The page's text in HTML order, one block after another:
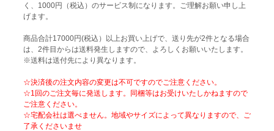
く、1000円（税込）のサービス制になります。ご理解お願い申し上
げます。
商品合計17000円(税込）以上お買い上げで、送り先が2件となる場合
は、2件目からは送料発生しますので、よろしくお願いいたします。
※送料は送付先により異なります。
☆決済後の注文内容の変更は不可ですのでご注意ください。
☆1回のご注文毎に発送します。同梱等はお受けいたしかねますので
ご注意ください。
☆宅配会社は選べません。地域やサイズによって異なりますので、ご
了承くださいませ